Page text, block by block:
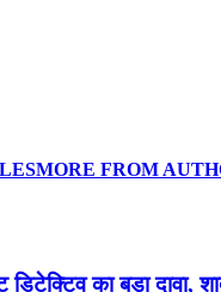
MORE FROM
डिटेक्टिव का बड़ा दावा,